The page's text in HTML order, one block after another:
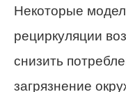
Некоторые
рециркуляции
снизить
загрязнение